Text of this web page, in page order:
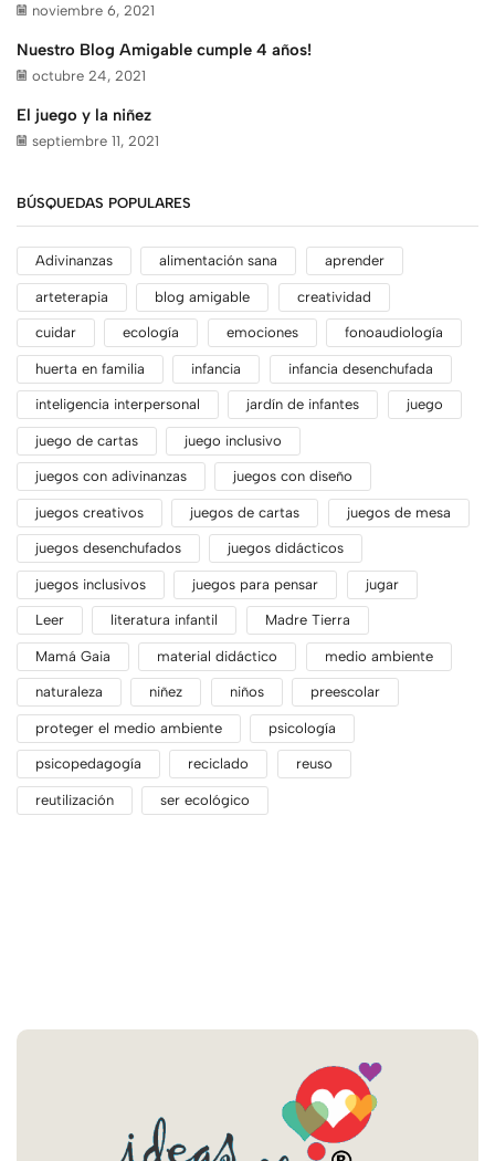
noviembre 6, 2021
Nuestro Blog Amigable cumple 4 años!
octubre 24, 2021
El juego y la niñez
septiembre 11, 2021
BÚSQUEDAS POPULARES
Adivinanzas alimentación sana aprender
arteterapia blog amigable creatividad
cuidar ecología emociones fonoaudiología
huerta en familia infancia infancia desenchufada
inteligencia interpersonal jardín de infantes juego
juego de cartas juego inclusivo
juegos con adivinanzas juegos con diseño
juegos creativos juegos de cartas juegos de mesa
juegos desenchufados juegos didácticos
juegos inclusivos juegos para pensar jugar
Leer literatura infantil Madre Tierra
Mamá Gaia material didáctico medio ambiente
naturaleza niñez niños preescolar
proteger el medio ambiente psicología
psicopedagogía reciclado reuso
reutilización ser ecológico